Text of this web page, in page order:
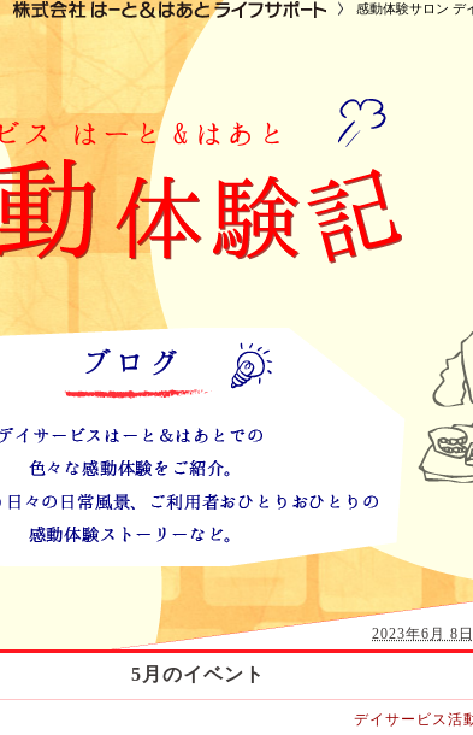
感動体験サロン デ
2023年6月 8日
5月のイベント
デイサービス活